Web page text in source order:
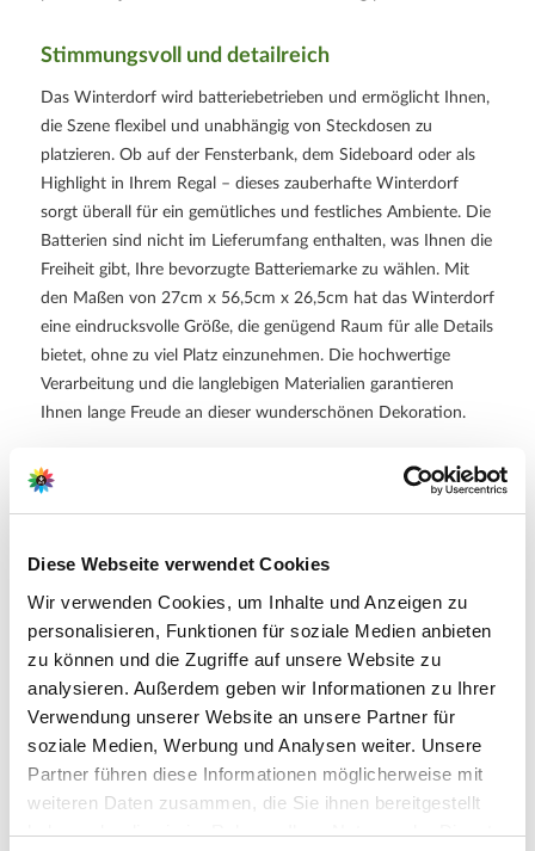
Diese Webseite verwendet Cookies
Wir verwenden Cookies, um Inhalte und Anzeigen zu
personalisieren, Funktionen für soziale Medien anbieten
zu können und die Zugriffe auf unsere Website zu
analysieren. Außerdem geben wir Informationen zu Ihrer
Verwendung unserer Website an unsere Partner für
soziale Medien, Werbung und Analysen weiter. Unsere
Partner führen diese Informationen möglicherweise mit
weiteren Daten zusammen, die Sie ihnen bereitgestellt
haben oder die sie im Rahmen Ihrer Nutzung der Dienste
Stimmungsvoll und detailreich
Das Winterdorf wird batteriebetrieben und ermöglicht Ihnen,
die Szene flexibel und unabhängig von Steckdosen zu
platzieren. Ob auf der Fensterbank, dem Sideboard oder als
Highlight in Ihrem Regal – dieses zauberhafte Winterdorf
sorgt überall für ein gemütliches und festliches Ambiente. Die
Batterien sind nicht im Lieferumfang enthalten, was Ihnen die
Freiheit gibt, Ihre bevorzugte Batteriemarke zu wählen. Mit
den Maßen von 27cm x 56,5cm x 26,5cm hat das Winterdorf
eine eindrucksvolle Größe, die genügend Raum für alle Details
bietet, ohne zu viel Platz einzunehmen. Die hochwertige
Verarbeitung und die langlebigen Materialien garantieren
Ihnen lange Freude an dieser wunderschönen Dekoration.
Weitere Informationen
Betrieb: Batteriebetrieben (Batterien nicht im
Maße: Tiefe 27cm x Breite 56,5cm x Höhe 26,5cm
Ideal für: Weihnachtsdekoration, Fensterbank,
Sideboard, Regal
Hersteller/Importeur
Kaemingk b.v.
Broekstraat 13
NL-7122 MN Aalten